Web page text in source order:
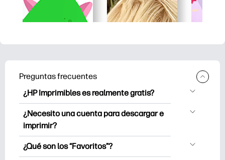
Preguntas frecuentes
¿HP Imprimibles es realmente gratis?
HP Printables ofrece más de 2.500
imprimibles gratuitos para descargar e
imprimir. Explora páginas para colorear
populares, hojas de trabajo de
aprendizaje divertidas, manualidades y
¿Necesito una cuenta para descargar e
imprimir?
Puede explorar e imprimir sin crear una
cuenta. Pero iniciar sesión te ayuda a
¿Qué son los “Favoritos”?